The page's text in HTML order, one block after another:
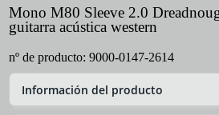
Mono M80 Sleeve 2.0
guitarra acústica western
nº de producto: 9000-0147-2614
Información del producto